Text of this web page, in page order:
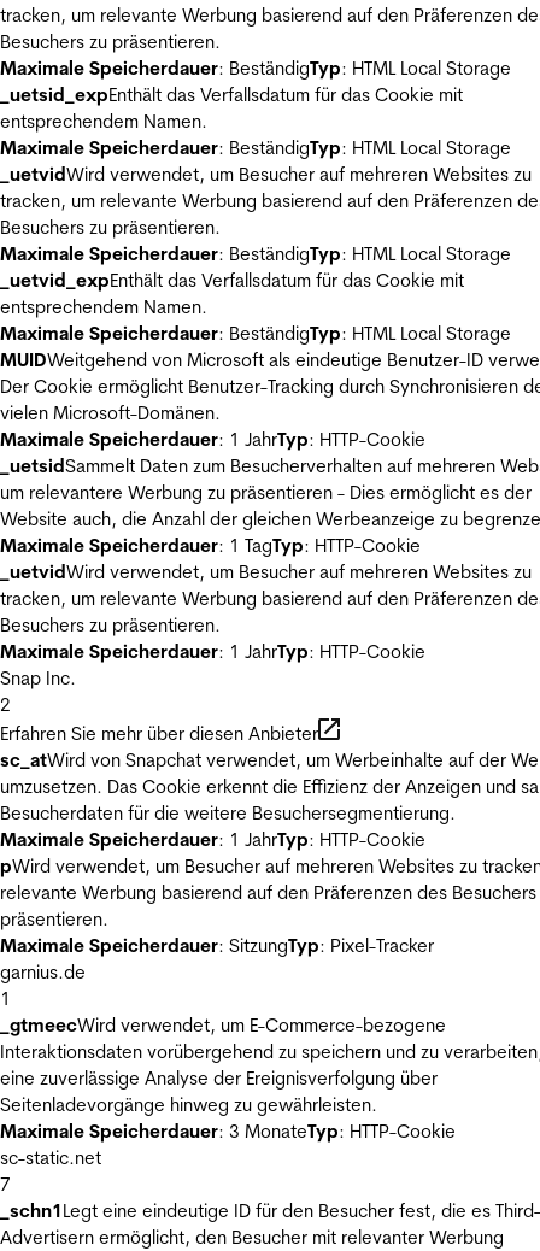
tracken, um relevante Werbung basierend auf den Präferenzen
Besuchers zu präsentieren.
Maximale Speicherdauer: BeständigTyp: HTML Local Storage
_uetsid_expEnthält das Verfallsdatum für das Cookie mit
entsprechendem Namen.
Maximale Speicherdauer: BeständigTyp: HTML Local Storage
_uetvidWird verwendet, um Besucher auf mehreren Websites zu
tracken, um relevante Werbung basierend auf den Präferenzen
Besuchers zu präsentieren.
Maximale Speicherdauer: BeständigTyp: HTML Local Storage
_uetvid_expEnthält das Verfallsdatum für das Cookie mit
entsprechendem Namen.
Maximale Speicherdauer: BeständigTyp: HTML Local Storage
MUIDWeitgehend von Microsoft als eindeutige Benutzer-ID
Der Cookie ermöglicht Benutzer-Tracking durch Synchronisieren
vielen Microsoft-Domänen.
Maximale Speicherdauer: 1 JahrTyp: HTTP-Cookie
_uetsidSammelt Daten zum Besucherverhalten auf mehreren
um relevantere Werbung zu präsentieren - Dies ermöglicht es der
Website auch, die Anzahl der gleichen Werbeanzeige zu
Maximale Speicherdauer: 1 TagTyp: HTTP-Cookie
_uetvidWird verwendet, um Besucher auf mehreren Websites zu
tracken, um relevante Werbung basierend auf den Präferenzen
Besuchers zu präsentieren.
Maximale Speicherdauer: 1 JahrTyp: HTTP-Cookie
Snap Inc.
2
Erfahren Sie mehr über diesen Anbieter
sc_atWird von Snapchat verwendet, um Werbeinhalte auf der
umzusetzen. Das Cookie erkennt die Effizienz der Anzeigen und
Besucherdaten für die weitere Besuchersegmentierung.
Maximale Speicherdauer: 1 JahrTyp: HTTP-Cookie
pWird verwendet, um Besucher auf mehreren Websites zu
relevante Werbung basierend auf den Präferenzen des Besuchers
präsentieren.
Maximale Speicherdauer: SitzungTyp: Pixel-Tracker
garnius.de
1
_gtmeecWird verwendet, um E-Commerce-bezogene
Interaktionsdaten vorübergehend zu speichern und zu
eine zuverlässige Analyse der Ereignisverfolgung über
Seitenladevorgänge hinweg zu gewährleisten.
Maximale Speicherdauer: 3 MonateTyp: HTTP-Cookie
sc-static.net
7
_schn1Legt eine eindeutige ID für den Besucher fest, die es
Advertisern ermöglicht, den Besucher mit relevanter Werbung